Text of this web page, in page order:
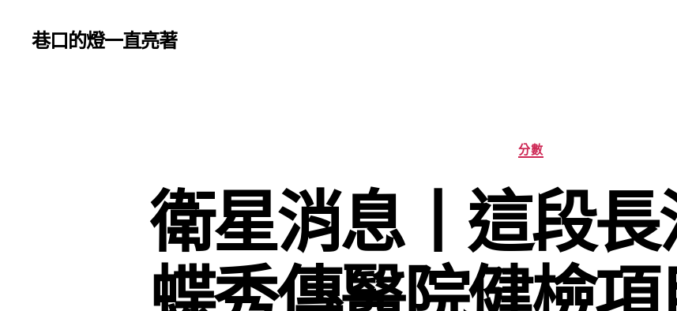
巷口的燈一直亮著
分
類
分數
衛星消息丨這段